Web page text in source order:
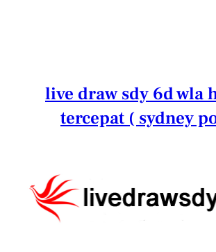
live draw sdy 6d wla
tercepat ( sydney